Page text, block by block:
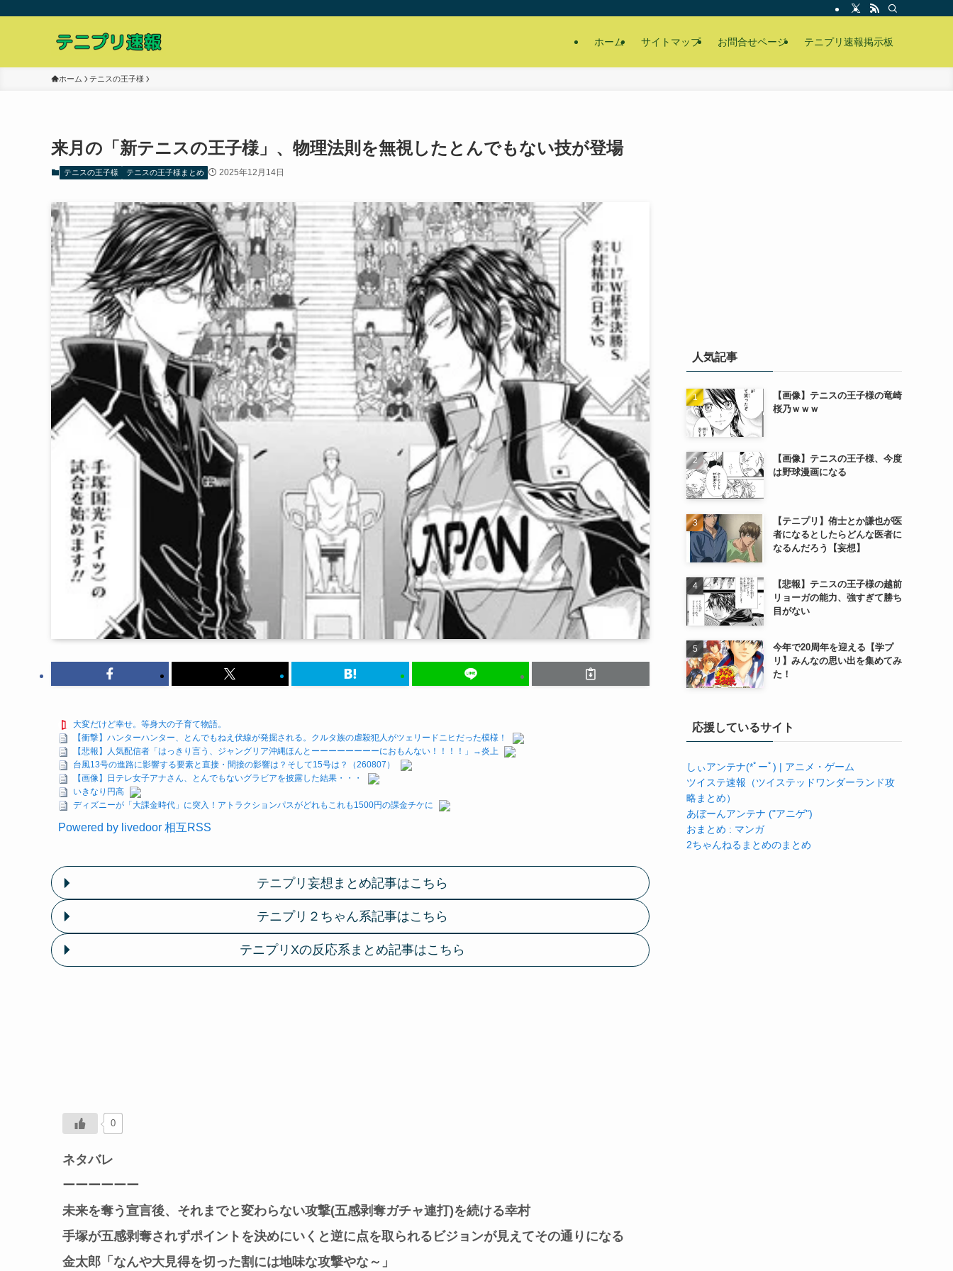
ホーム サイトマップ お問合せページ テニプリ速報掲示板
ホーム テニスの王子様
来月の「新テニスの王子様」、物理法則を無視したとんでもない技が登場
テニスの王子様 テニスの王子様まとめ 2025年12月14日
大変だけど幸せ。等身大の子育て物語。
【衝撃】ハンターハンター、とんでもねえ伏線が発掘される。クルタ族の虐殺犯人がツェリードニヒだった模様！
【悲報】人気配信者「はっきり言う、ジャングリア沖縄ほんとーーーーーーーーにおもんない！！！！」→炎上
台風13号の進路に影響する要素と直接・間接の影響は？そして15号は？（260807）
【画像】日テレ女子アナさん、とんでもないグラビアを披露した結果・・・
いきなり円高
ディズニーが「大課金時代」に突入！アトラクションパスがどれもこれも1500円の課金チケに
Powered by livedoor 相互RSS
テニプリ妄想まとめ記事はこちら
テニプリ２ちゃん系記事はこちら
テニプリXの反応系まとめ記事はこちら
0
ネタバレ
ーーーーーー
未来を奪う宣言後、それまでと変わらない攻撃(五感剥奪ガチャ連打)を続ける幸村
手塚が五感剥奪されずポイントを決めにいくと逆に点を取られるビジョンが見えてその通りになる
金太郎「なんや大見得を切った割には地味な攻撃やな～」
人気記事
【画像】テニスの王子様の竜崎
桜乃ｗｗｗ
【画像】テニスの王子様、今度
は野球漫画になる
【テニプリ】侑士とか謙也が医
者になるとしたらどんな医者に
なるんだろう【妄想】
【悲報】テニスの王子様の越前
リョーガの能力、強すぎて勝ち
目がない
今年で20周年を迎える【学プ
リ】みんなの思い出を集めてみ
た！
応援しているサイト
しぃアンテナ(*ﾟーﾟ) | アニメ・ゲーム
ツイステ速報（ツイステッドワンダーランド攻
略まとめ）
あぼーんアンテナ ("アニゲ")
おまとめ : マンガ
2ちゃんねるまとめのまとめ